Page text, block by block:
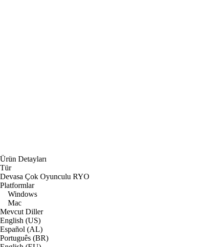
Ürün Detayları
Tür
Devasa Çok Oyunculu RYO
Platformlar
Windows
Mac
Mevcut Diller
English (US)
Español (AL)
Português (BR)